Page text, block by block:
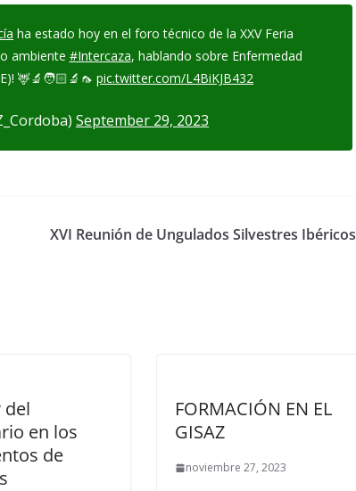
ha estado hoy en el foro técnico de la XXV Feria
ambiente #Intercaza, hablando sobre Enfermedad
🦌🔬🧑🏻‍🔬🦟 pic.twitter.com/L4BiKJB432
September 29, 2023
XVI Reunión de Ungulados Silvestres Ibéricos
del
en los
de
FORMACIÓN EN EL
GISAZ
noviembre 27, 2023